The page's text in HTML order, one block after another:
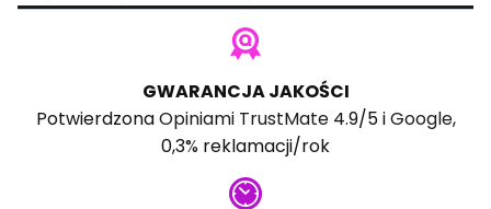
GWARANCJA JAKOŚCI
PotwierdzonaOpiniami TrustMate4.9/5 iGoogle,
0,3% reklamacji/rok